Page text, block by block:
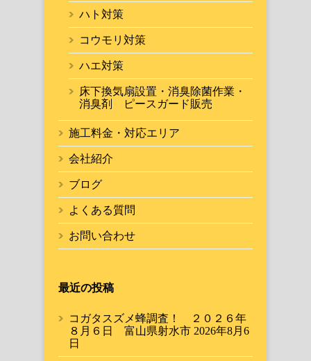
ハト対策
コウモリ対策
ハエ対策
床下換気扇設置・消臭除菌作業・
消臭剤 ピースガード販売
施工料金・対応エリア
会社紹介
ブログ
よくある質問
お問い合わせ
最近の投稿
コガタスズメ蜂調査！ ２０２６年
８月６日 富山県射水市 2026年8月6
日